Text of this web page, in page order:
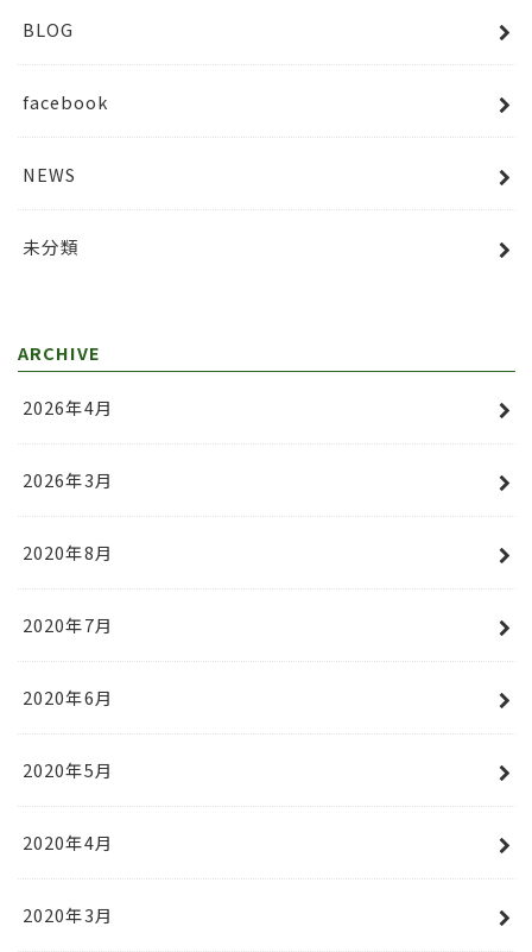
BLOG
facebook
NEWS
未分類
ARCHIVE
2026年4月
2026年3月
2020年8月
2020年7月
2020年6月
2020年5月
2020年4月
2020年3月